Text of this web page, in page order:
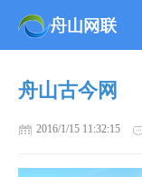
舟山古今网
2016/1/15 11:32:15